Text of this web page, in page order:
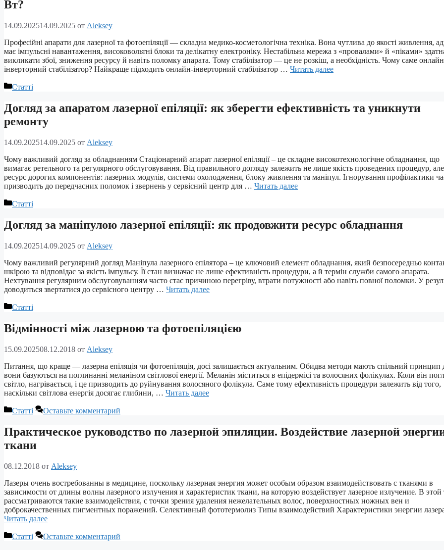
Вт?
14.09.202514.09.2025 от Aleksey
Професійні апарати для лазерної та фотоепіляції — складна медико-косметологічна техніка. Вона чутлива до якості живлення,
має імпульсні навантаження, високовольтні блоки та делікатну електроніку. Нестабільна мережа з «провалами» й «піками»
викликати збої, зниження ресурсу й навіть поломку апарата. Тому стабілізатор — це не розкіш, а необхідність. Чому саме
інверторний стабілізатор? Найкраще підходить онлайн-інверторний стабілізатор … Читать далее
Рубрики
Статті
Догляд за апаратом лазерної епіляції: як зберегти ефективність та уникнути
ремонту
14.09.202514.09.2025 от Aleksey
Чому важливий догляд за обладнанням Стаціонарний апарат лазерної епіляції – це складне високотехнологічне обладнання, що
вимагає ретельного та регулярного обслуговування. Від правильного догляду залежить не лише якість проведених процедур,
ресурс дорогих компонентів: лазерних модулів, системи охолодження, блоку живлення та маніпул. Ігнорування профілактики
призводить до передчасних поломок і звернень у сервісний центр для … Читать далее
Рубрики
Статті
Догляд за маніпулою лазерної епіляції: як продовжити ресурс обладнання
14.09.202514.09.2025 от Aleksey
Чому важливий регулярний догляд Маніпула лазерного епілятора – це ключовий елемент обладнання, який безпосередньо
шкірою та відповідає за якість імпульсу. Її стан визначає не лише ефективність процедури, а й термін служби самого апарата.
Нехтування регулярним обслуговуванням часто стає причиною перегріву, втрати потужності або навіть повної поломки. У
доводиться звертатися до сервісного центру … Читать далее
Рубрики
Статті
Відмінності між лазерною та фотоепіляцією
15.09.202508.12.2018 от Aleksey
Питання, що краще — лазерна епіляція чи фотоепіляція, досі залишається актуальним. Обидва методи мають спільний принцип
вони базуються на поглинанні меланіном світлової енергії. Меланін міститься в епідермісі та волосяних фолікулах. Коли він
світло, нагрівається, і це призводить до руйнування волосяного фолікула. Саме тому ефективність процедури залежить від того,
наскільки світлова енергія досягає глибини, … Читать далее
Рубрики
Статті Оставьте комментарий
Практическое руководство по лазерной эпиляции. Воздействие лазерной
ткани
08.12.2018 от Aleksey
Лазеры очень востребованны в медицине, поскольку лазерная энергия может особым образом взаимодействовать с тканями в
зависимости от длины волны лазерного излучения и характеристик ткани, на которую воздействует лазерное излучение. В этой
рассматриваются такие взаимодействия, с точки зрения удаления нежелательных волос, поверхностных ножных вен и
доброкачественных пигментных поражений. Селективный фототермолиз Типы взаимодействий Характеристики энергии
Читать далее
Рубрики
Статті Оставьте комментарий